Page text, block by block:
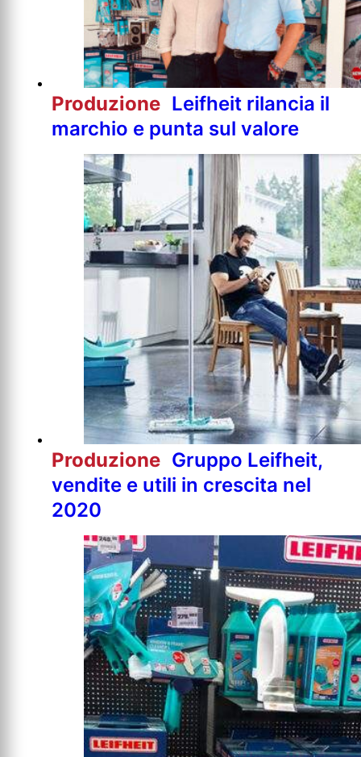
Produzione Leifheit rilancia il
marchio e punta sul valore
Produzione Gruppo Leifheit,
vendite e utili in crescita nel
2020